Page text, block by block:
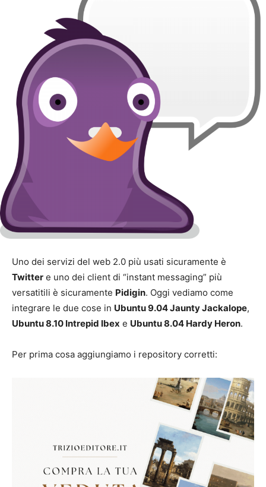
Uno dei servizi del web 2.0 più usati sicuramente è
Twitter e uno dei client di “instant messaging” più
versatitili è sicuramente Pidigin. Oggi vediamo come
integrare le due cose in Ubuntu 9.04 Jaunty Jackalope,
Ubuntu 8.10 Intrepid Ibex e Ubuntu 8.04 Hardy Heron.
Per prima cosa aggiungiamo i repository corretti: